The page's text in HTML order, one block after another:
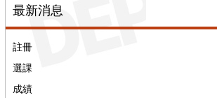
最新消息
註冊
選課
成績